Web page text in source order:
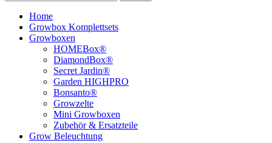
Home
Growbox Komplettsets
Growboxen
HOMEBox®
DiamondBox®
Secret Jardin®
Garden HIGHPRO
Bonsanto®
Growzelte
Mini Growboxen
Zubehör & Ersatzteile
Grow Beleuchtung